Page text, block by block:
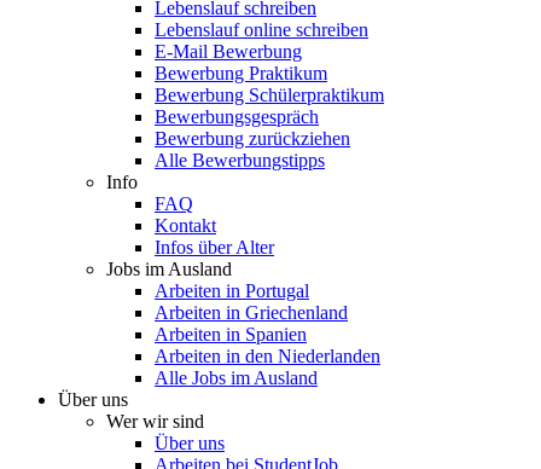
Lebenslauf schreiben
Lebenslauf online schreiben
E-Mail Bewerbung
Bewerbung Praktikum
Bewerbung Schülerpraktikum
Bewerbungsgespräch
Bewerbung zurückziehen
Alle Bewerbungstipps
Info
FAQ
Kontakt
Infos über Alter
Jobs im Ausland
Arbeiten in Portugal
Arbeiten in Griechenland
Arbeiten in Spanien
Arbeiten in den Niederlanden
Alle Jobs im Ausland
Über uns
Wer wir sind
Über uns
Arbeiten bei StudentJob